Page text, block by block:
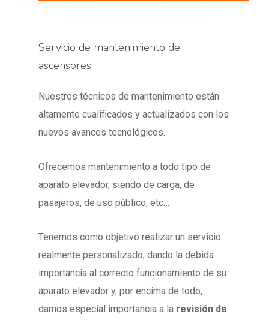
Servicio de mantenimiento de
ascensores
Nuestros técnicos de mantenimiento están
altamente cualificados y actualizados con los
nuevos avances tecnológicos.
Ofrecemos mantenimiento a todo tipo de
aparato elevador, siendo de carga, de
pasajeros, de uso público, etc…
Tenemos como objetivo realizar un servicio
realmente personalizado, dando la debida
importancia al correcto funcionamiento de su
aparato elevador y, por encima de todo,
damos especial importancia a la revisión de